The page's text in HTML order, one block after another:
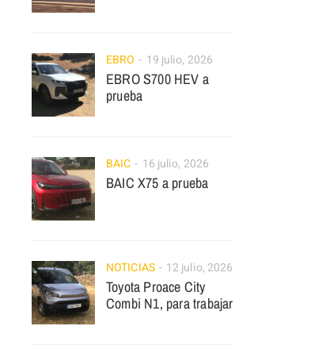
EBRO 19 julio, 2026
EBRO S700 HEV a
prueba
BAIC 16 julio, 2026
BAIC X75 a prueba
NOTICIAS 12 julio, 2026
Toyota Proace City
Combi N1, para trabajar